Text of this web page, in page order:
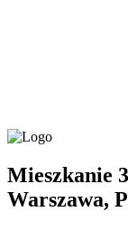
Mieszkanie
Warszawa,